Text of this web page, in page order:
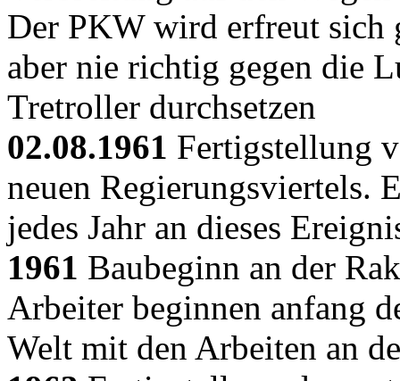
Der PKW wird erfreut sich
aber nie richtig gegen die
Tretroller durchsetzen
02.08.1961 Fertigstellung
neuen Regierungsviertels.
jedes Jahr an dieses
1961 Baubeginn an der
Arbeiter beginnen anfang
Welt mit den Arbeiten an